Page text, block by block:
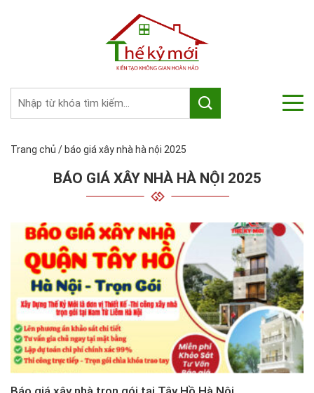
Trang chủ / báo giá xây nhà hà nội 2025
BÁO GIÁ XÂY NHÀ HÀ NỘI 2025